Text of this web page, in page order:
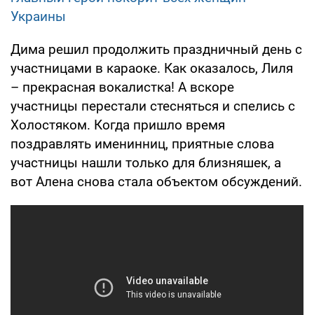
Украины
Дима решил продолжить праздничный день с
участницами в караоке. Как оказалось, Лиля
– прекрасная вокалистка! А вскоре
участницы перестали стесняться и спелись с
Холостяком. Когда пришло время
поздравлять именинниц, приятные слова
участницы нашли только для близняшек, а
вот Алена снова стала объектом обсуждений.